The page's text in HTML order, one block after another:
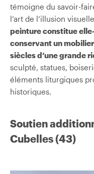
témoigne du savoir-
l’art de l’illusion
peinture constitue
conservant un
siècles d’une grande
sculpté, statues,
éléments liturgiques
historiques.
Soutien
Cubelles (43)